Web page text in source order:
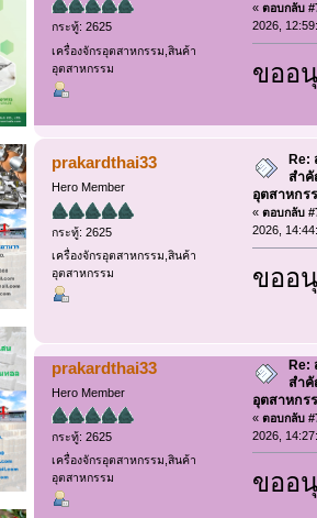
กระทู้: 2625
เครื่องจักรอุตสาหกรรม,สินค้า
อุตสาหกรรม
«ตอบกลับ
2026,
ขออ
prakardthai33
Hero Member
กระทู้: 2625
เครื่องจักรอุตสาหกรรม,สินค้า
อุตสาหกรรม
Re:
สำคั
อุตสาหกร
«ตอบกลับ
2026,
ขออ
prakardthai33
Hero Member
กระทู้: 2625
เครื่องจักรอุตสาหกรรม,สินค้า
อุตสาหกรรม
Re:
สำคั
อุตสาหกร
«ตอบกลับ
2026,
ขออ